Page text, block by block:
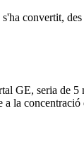
convertit, des
GE, seria de 5
a la